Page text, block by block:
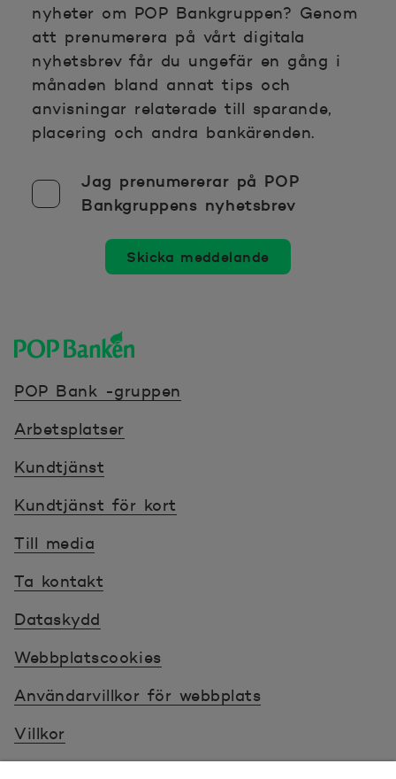
nyheter om POP Bankgruppen? Genom
att prenumerera på vårt digitala
nyhetsbrev får du ungefär en gång i
månaden bland annat tips och
anvisningar relaterade till sparande,
placering och andra bankärenden.
Jag prenumererar på POP
Bankgruppens nyhetsbrev
Skicka meddelande
POP Bank -gruppen
Arbetsplatser
Kundtjänst
Kundtjänst för kort
Till media
Ta kontakt
Dataskydd
Webbplatscookies
Användarvillkor för webbplats
Villkor